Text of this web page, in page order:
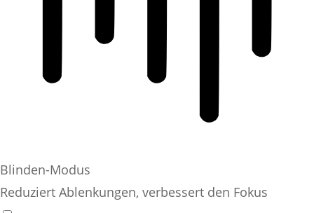
Blinden-Modus
Reduziert Ablenkungen, verbessert den Fokus